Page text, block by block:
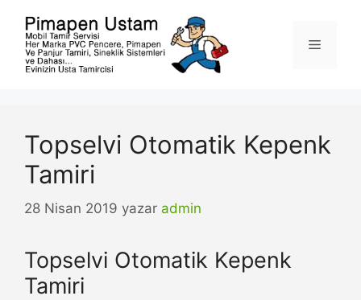
Menü
Topselvi Otomatik Kepenk
Tamiri
28 Nisan 2019 yazar admin
Topselvi Otomatik Kepenk
Tamiri